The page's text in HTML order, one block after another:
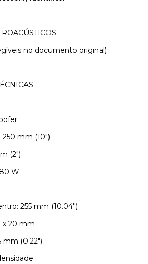
no documento original)
mm (10")
(2")
W
255 mm (10.04")
x 20 mm
mm (0.22")